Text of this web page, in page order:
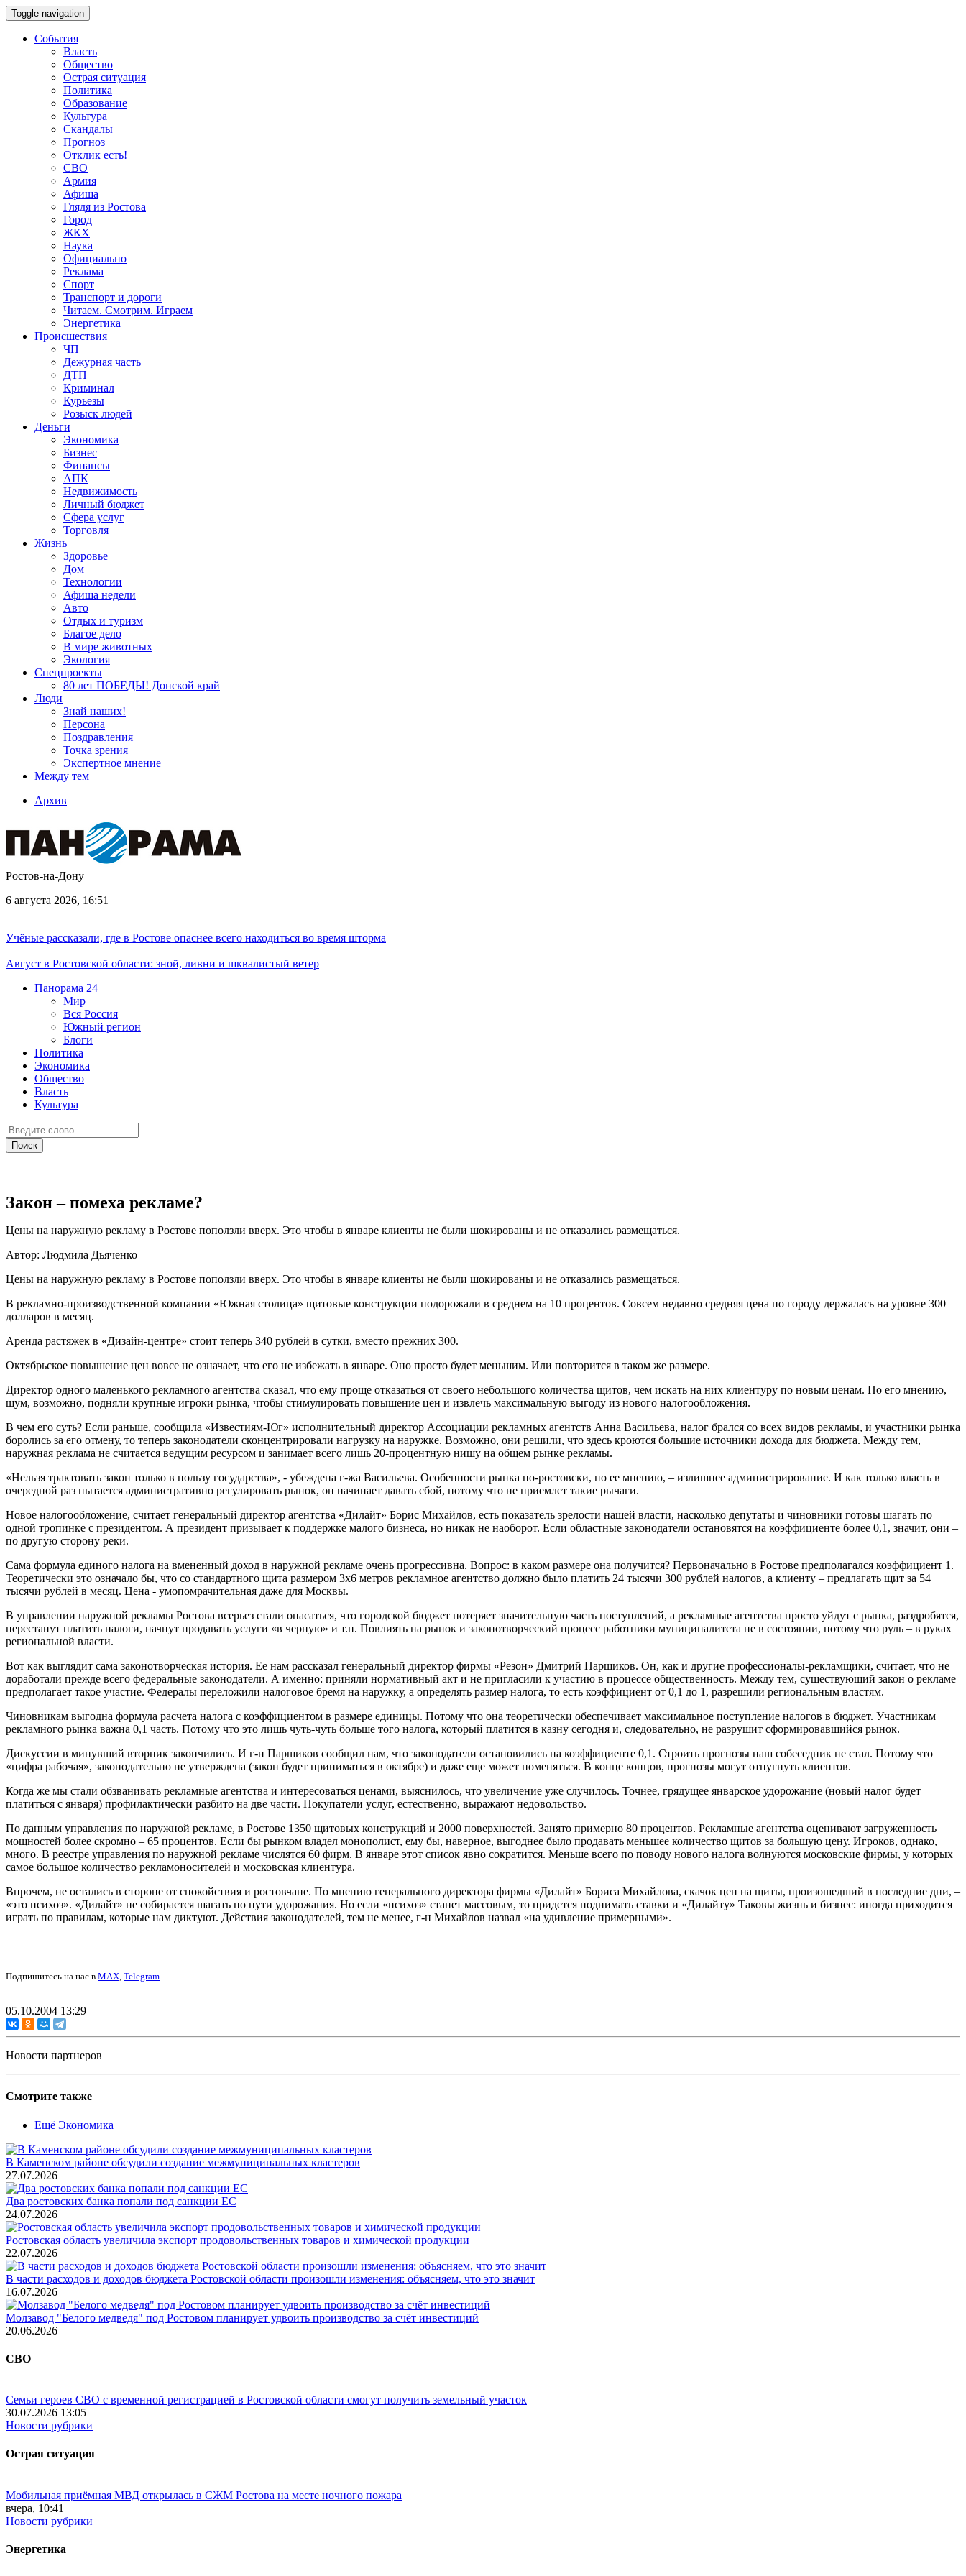
Toggle navigation
События
Власть
Общество
Острая ситуация
Политика
Образование
Культура
Скандалы
Прогноз
Отклик есть!
СВО
Армия
Афиша
Глядя из Ростова
Город
ЖКХ
Наука
Официально
Реклама
Спорт
Транспорт и дороги
Читаем. Смотрим. Играем
Энергетика
Происшествия
ЧП
Дежурная часть
ДТП
Криминал
Курьезы
Розыск людей
Деньги
Экономика
Бизнес
Финансы
АПК
Недвижимость
Личный бюджет
Сфера услуг
Торговля
Жизнь
Здоровье
Дом
Технологии
Афиша недели
Авто
Отдых и туризм
Благое дело
В мире животных
Экология
Спецпроекты
80 лет ПОБЕДЫ! Донской край
Люди
Знай наших!
Персона
Поздравления
Точка зрения
Экспертное мнение
Между тем
Архив
Ростов-на-Дону
6 августа 2026, 16:51
Учёные рассказали, где в Ростове опаснее всего находиться во время шторма
Август в Ростовской области: зной, ливни и шквалистый ветер
Панорама 24
Мир
Вся Россия
Южный регион
Блоги
Политика
Экономика
Общество
Власть
Культура
Закон – помеха рекламе?
Цены на наружную рекламу в Ростове поползли вверх. Это чтобы в январе клиенты не были шокированы и не отказались размещаться.
Автор: Людмила Дьяченко
Цены на наружную рекламу в Ростове поползли вверх. Это чтобы в январе клиенты не были шокированы и не отказались размещаться.
В рекламно-производственной компании «Южная столица» щитовые конструкции подорожали в среднем на 10 процентов. Совсем недавно средняя цена по городу держалась на уровне 300
долларов в месяц.
Аренда растяжек в «Дизайн-центре» стоит теперь 340 рублей в сутки, вместо прежних 300.
Октябрьское повышение цен вовсе не означает, что его не избежать в январе. Оно просто будет меньшим. Или повторится в таком же размере.
Директор одного маленького рекламного агентства сказал, что ему проще отказаться от своего небольшого количества щитов, чем искать на них клиентуру по новым ценам. По его мнению,
шум, возможно, подняли крупные игроки рынка, чтобы стимулировать повышение цен и извлечь максимальную выгоду из нового налогообложения.
В чем его суть? Если раньше, сообщила «Известиям-Юг» исполнительный директор Ассоциации рекламных агентств Анна Васильева, налог брался со всех видов рекламы, и участники рынка
боролись за его отмену, то теперь законодатели сконцентрировали нагрузку на наружке. Возможно, они решили, что здесь кроются большие источники дохода для бюджета. Между тем,
наружная реклама не считается ведущим ресурсом и занимает всего лишь 20-процентную нишу на общем рынке рекламы.
«Нельзя трактовать закон только в пользу государства», - убеждена г-жа Васильева. Особенности рынка по-ростовски, по ее мнению, – излишнее администрирование. И как только власть в
очередной раз пытается административно регулировать рынок, он начинает давать сбой, потому что не приемлет такие рычаги.
Новое налогообложение, считает генеральный директор агентства «Дилайт» Борис Михайлов, есть показатель зрелости нашей власти, насколько депутаты и чиновники готовы шагать по
одной тропинке с президентом. А президент призывает к поддержке малого бизнеса, но никак не наоборот. Если областные законодатели остановятся на коэффициенте более 0,1, значит, они –
по другую сторону реки.
Сама формула единого налога на вмененный доход в наружной рекламе очень прогрессивна. Вопрос: в каком размере она получится? Первоначально в Ростове предполагался коэффициент 1.
Теоретически это означало бы, что со стандартного щита размером 3х6 метров рекламное агентство должно было платить 24 тысячи 300 рублей налогов, а клиенту – предлагать щит за 54
тысячи рублей в месяц. Цена - умопомрачительная даже для Москвы.
В управлении наружной рекламы Ростова всерьез стали опасаться, что городской бюджет потеряет значительную часть поступлений, а рекламные агентства просто уйдут с рынка, раздробятся,
перестанут платить налоги, начнут продавать услуги «в черную» и т.п. Повлиять на рынок и законотворческий процесс работники муниципалитета не в состоянии, потому что руль – в руках
региональной власти.
Вот как выглядит сама законотворческая история. Ее нам рассказал генеральный директор фирмы «Резон» Дмитрий Паршиков. Он, как и другие профессионалы-рекламщики, считает, что не
доработали прежде всего федеральные законодатели. А именно: приняли нормативный акт и не пригласили к участию в процессе общественность. Между тем, существующий закон о рекламе
предполагает такое участие. Федералы переложили налоговое бремя на наружку, а определять размер налога, то есть коэффициент от 0,1 до 1, разрешили региональным властям.
Чиновникам выгодна формула расчета налога с коэффициентом в размере единицы. Потому что она теоретически обеспечивает максимальное поступление налогов в бюджет. Участникам
рекламного рынка важна 0,1 часть. Потому что это лишь чуть-чуть больше того налога, который платится в казну сегодня и, следовательно, не разрушит сформировавшийся рынок.
Дискуссии в минувший вторник закончились. И г-н Паршиков сообщил нам, что законодатели остановились на коэффициенте 0,1. Строить прогнозы наш собеседник не стал. Потому что
«цифра рабочая», законодательно не утверждена (закон будет приниматься в октябре) и даже еще может поменяться. В конце концов, прогнозы могут отпугнуть клиентов.
Когда же мы стали обзванивать рекламные агентства и интересоваться ценами, выяснилось, что увеличение уже случилось. Точнее, грядущее январское удорожание (новый налог будет
платиться с января) профилактически разбито на две части. Покупатели услуг, естественно, выражают недовольство.
По данным управления по наружной рекламе, в Ростове 1350 щитовых конструкций и 2000 поверхностей. Занято примерно 80 процентов. Рекламные агентства оценивают загруженность
мощностей более скромно – 65 процентов. Если бы рынком владел монополист, ему бы, наверное, выгоднее было продавать меньшее количество щитов за большую цену. Игроков, однако,
много. В реестре управления по наружной рекламе числятся 60 фирм. В январе этот список явно сократится. Меньше всего по поводу нового налога волнуются московские фирмы, у которых
самое большое количество рекламоносителей и московская клиентура.
Впрочем, не остались в стороне от спокойствия и ростовчане. По мнению генерального директора фирмы «Дилайт» Бориса Михайлова, скачок цен на щиты, произошедший в последние дни, –
«это психоз». «Дилайт» не собирается шагать по пути удорожания. Но если «психоз» станет массовым, то придется поднимать ставки и «Дилайту» Таковы жизнь и бизнес: иногда приходится
играть по правилам, которые нам диктуют. Действия законодателей, тем не менее, г-н Михайлов назвал «на удивление примерными».
Подпишитесь на нас в MAX, Telegram.
05.10.2004 13:29
Новости партнеров
Смотрите также
Ещё Экономика
В Каменском районе обсудили создание межмуниципальных кластеров
27.07.2026
Два ростовских банка попали под санкции ЕС
24.07.2026
Ростовская область увеличила экспорт продовольственных товаров и химической продукции
22.07.2026
В части расходов и доходов бюджета Ростовской области произошли изменения: объясняем, что это значит
16.07.2026
Молзавод "Белого медведя" под Ростовом планирует удвоить производство за счёт инвестиций
20.06.2026
СВО
Семьи героев СВО с временной регистрацией в Ростовской области смогут получить земельный участок
30.07.2026 13:05
Новости рубрики
Острая ситуация
Мобильная приёмная МВД открылась в СЖМ Ростова на месте ночного пожара
вчера, 10:41
Новости рубрики
Энергетика